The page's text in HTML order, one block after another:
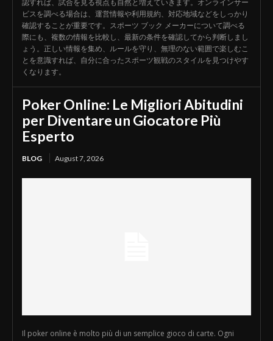
ビスを調べる場合は、運営情報や利用規約、対応地域などをしっかり
確認することが重要です。スポーツ ブック メーカーについて調べる
際にも、複数の情報を比較し、最新の条件を確認してから判断しまし
ょう。正しい情報を集め、ルールを守り、無理のない範囲で楽しむこ
とを意識すれば、自分に合ったスポーツ観戦のスタイルを見つけやす
くなります。
Poker Online: Le Migliori Abitudini
per Diventare un Giocatore Più
Esperto
BLOG August 7, 2026
Il poker online è molto più di un semplice gioco di carte. Ogni